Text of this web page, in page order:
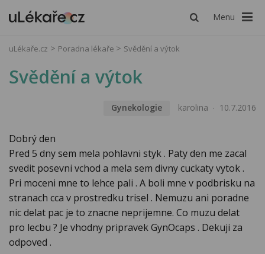
Menu
uLékaře.cz Poradna lékaře Svědění a výtok
Svědění a výtok
Gynekologie karolina 10.7.2016
Dobrý den
Pred 5 dny sem mela pohlavni styk . Paty den me zacal
svedit posevni vchod a mela sem divny cuckaty vytok .
Pri moceni mne to lehce pali . A boli mne v podbrisku na
stranach cca v prostredku trisel . Nemuzu ani poradne
nic delat pac je to znacne neprijemne. Co muzu delat
pro lecbu ? Je vhodny pripravek GynOcaps . Dekuji za
odpoved .